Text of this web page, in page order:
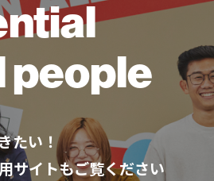
people
たい！
サイトもご覧ください